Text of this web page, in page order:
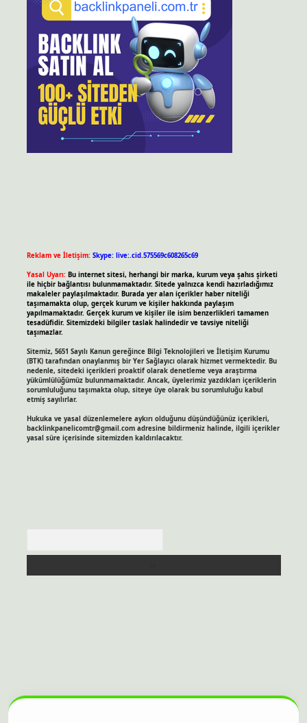
Reklam ve İletişim: Skype: live:.cid.575569c608265c69
Yasal Uyarı: Bu internet sitesi, herhangi bir marka, kurum veya şahıs şirketi
ile hiçbir bağlantısı bulunmamaktadır. Sitede yalnızca kendi hazırladığımız
makaleler paylaşılmaktadır. Burada yer alan içerikler haber niteliği
taşımamakta olup, gerçek kurum ve kişiler hakkında paylaşım
yapılmamaktadır. Gerçek kurum ve kişiler ile isim benzerlikleri tamamen
tesadüfidir. Sitemizdeki bilgiler taslak halindedir ve tavsiye niteliği
taşımazlar.
Sitemiz, 5651 Sayılı Kanun gereğince Bilgi Teknolojileri ve İletişim Kurumu
(BTK) tarafından onaylanmış bir Yer Sağlayıcı olarak hizmet vermektedir. Bu
nedenle, sitedeki içerikleri proaktif olarak denetleme veya araştırma
yükümlülüğümüz bulunmamaktadır. Ancak, üyelerimiz yazdıkları içeriklerin
sorumluluğunu taşımakta olup, siteye üye olarak bu sorumluluğu kabul
etmiş sayılırlar.
Hukuka ve yasal düzenlemelere aykırı olduğunu düşündüğünüz içerikleri,
backlinkpanelicomtr@gmail.comadresine bildirmeniz halinde, ilgili içerikler
yasal süre içerisinde sitemizden kaldırılacaktır.